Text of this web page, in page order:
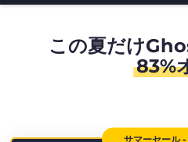
この夏だけ
83%
サマーセール